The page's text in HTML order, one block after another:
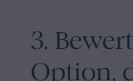
3.
Option,